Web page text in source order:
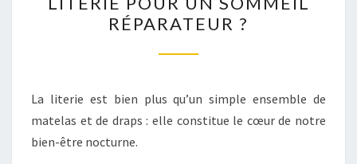
CHOISIR
SA
LITERIE
UN
SOMMEIL
RÉPARATEUR ?
La literie est bien plus qu’un simple ensemble de
matelas et de draps : elle constitue le cœur de notre
bien-être nocturne.